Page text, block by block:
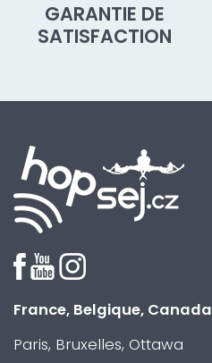
GARANTIE DE
SATISFACTION
France, Belgique, Canada
Paris, Bruxelles, Ottawa